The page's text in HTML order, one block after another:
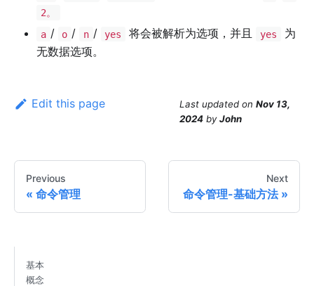
2。
a / o / n / yes 将会被解析为选项，并且 yes
为
无数据选项。
Edit this page Last updated on Nov 13,
2024 byJohn
Previous
命令管理
Next
命令管理-基础方法
基本
概念